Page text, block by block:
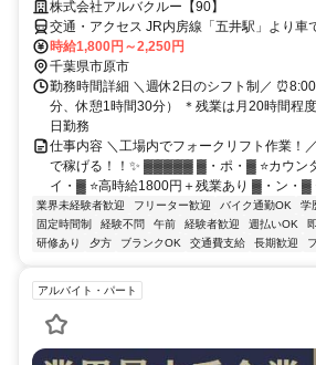
株式会社アルバクルー【90】
交通・アクセス JR内房線「五井駅」より
OK ★交通費規定内支給
時給1,800円～2,250円
千葉県市原市
勤務時間詳細 ＼週休2日のシフト制／
分、休憩1時間30分） ＊残業は月20時間程
日勤務
仕事内容 ＼工場内でフォークリフト作業！
で稼げる！！✨ ▓▓▓▓▓ ▓・ポ・▓ ⭐カウンタ
イ・▓ ⭐高時給1800円＋残業あり ▓・ン・▓
業界未経験者歓迎 フリーター歓迎 バイク通勤OK 学
固定時間制
経験不問 午前 経験者歓迎 週払いOK
研修あり
夕方 ブランクOK 交通費支給 長期歓迎
アルバイト・パート